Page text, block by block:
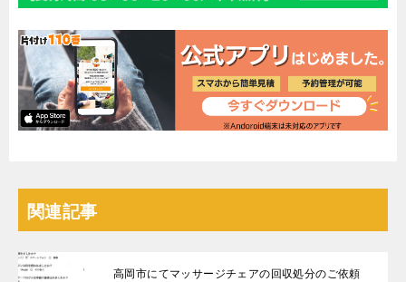
関連記事
高岡市にてマッサージチェアの回収処分のご依頼